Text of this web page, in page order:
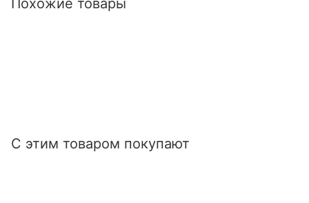
Похожие товары
С этим товаром покупают